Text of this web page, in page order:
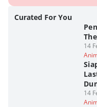
Curated For You
14
14